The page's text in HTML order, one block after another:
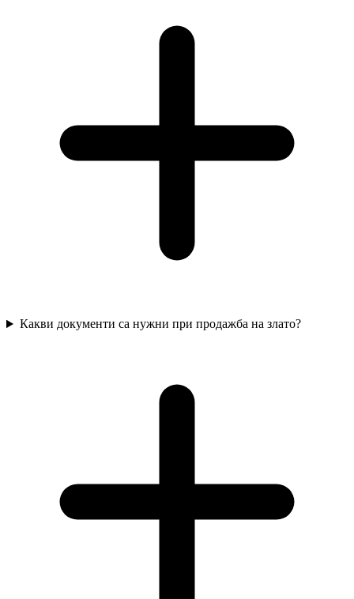
Какви документи са нужни при продажба на злато?